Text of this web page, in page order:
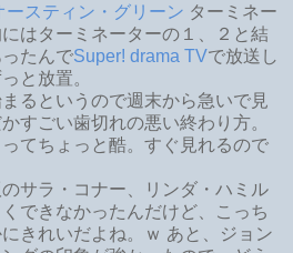
ースティン・グリーン ターミネー
はターミネーターの１、２と結
たんでSuper! drama TVで放送し
と放置。
るというので週末から急いで見
すごい歯切れの悪い終わり方。
てちょっと酷。すぐ見れるので
サラ・コナー、リンダ・ハミル
できなかったんだけど、こっち
きれいだよね。ｗ あと、ジョン